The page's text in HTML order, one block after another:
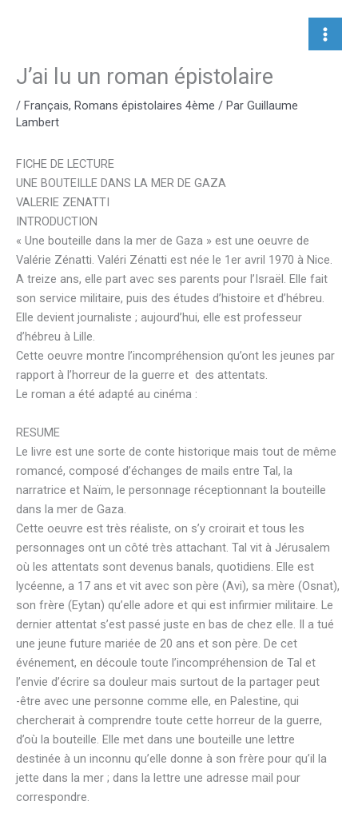
J’ai lu un roman épistolaire
/ Français, Romans épistolaires 4ème / Par Guillaume
Lambert
FICHE DE LECTURE
UNE BOUTEILLE DANS LA MER DE GAZA
VALERIE ZENATTI
INTRODUCTION
« Une bouteille dans la mer de Gaza » est une oeuvre de
Valérie Zénatti. Valéri Zénatti est née le 1er avril 1970 à Nice.
A treize ans, elle part avec ses parents pour l’Israël. Elle fait
son service militaire, puis des études d’histoire et d’hébreu.
Elle devient journaliste ; aujourd’hui, elle est professeur
d’hébreu à Lille.
Cette oeuvre montre l’incompréhension qu’ont les jeunes par
rapport à l’horreur de la guerre et des attentats.
Le roman a été adapté au cinéma :
RESUME
Le livre est une sorte de conte historique mais tout de même
romancé, composé d’échanges de mails entre Tal, la
narratrice et Naïm, le personnage réceptionnant la bouteille
dans la mer de Gaza.
Cette oeuvre est très réaliste, on s’y croirait et tous les
personnages ont un côté très attachant. Tal vit à Jérusalem
où les attentats sont devenus banals, quotidiens. Elle est
lycéenne, a 17 ans et vit avec son père (Avi), sa mère (Osnat),
son frère (Eytan) qu’elle adore et qui est infirmier militaire. Le
dernier attentat s’est passé juste en bas de chez elle. Il a tué
une jeune future mariée de 20 ans et son père. De cet
événement, en découle toute l’incompréhension de Tal et
l’envie d’écrire sa douleur mais surtout de la partager peut
-être avec une personne comme elle, en Palestine, qui
chercherait à comprendre toute cette horreur de la guerre,
d’où la bouteille. Elle met dans une bouteille une lettre
destinée à un inconnu qu’elle donne à son frère pour qu’il la
jette dans la mer ; dans la lettre une adresse mail pour
correspondre.